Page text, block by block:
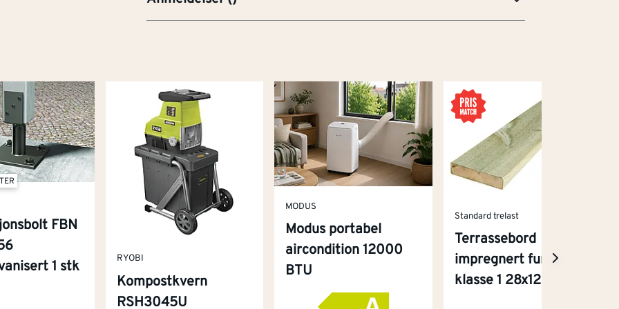
FBN
1 stk
RYOBI
Kompostkvern
RSH3045U
MODUS
Modus portabel
aircondition 12000
BTU
Standard trelast
Terrassebord
impregnert furu
klasse 1 28x120 mm